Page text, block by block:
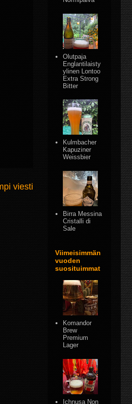
viesti
Olutpaja
Englantilaisty
ylinen Lontoo
Extra Strong
Bitter
Kulmbacher
Kapuziner
Weissbier
Birra Messina
Cristalli di
Sale
Viimeisimmän
vuoden
suosituimmat
Komandor
Brew
Premium
Lager
Ichnusa Non